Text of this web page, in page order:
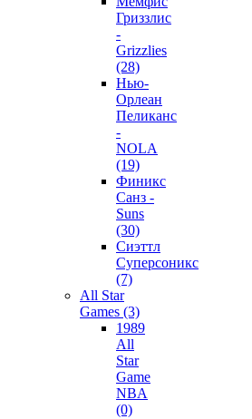
Гриззлис
-
Grizzlies
(28)
Нью-
Орлеан
Пеликанс
-
NOLA
(19)
Финикс
Санз -
Suns
(30)
Сиэттл
Суперсоникс
(7)
All Star
Games (3)
1989
All
Star
Game
NBA
(0)